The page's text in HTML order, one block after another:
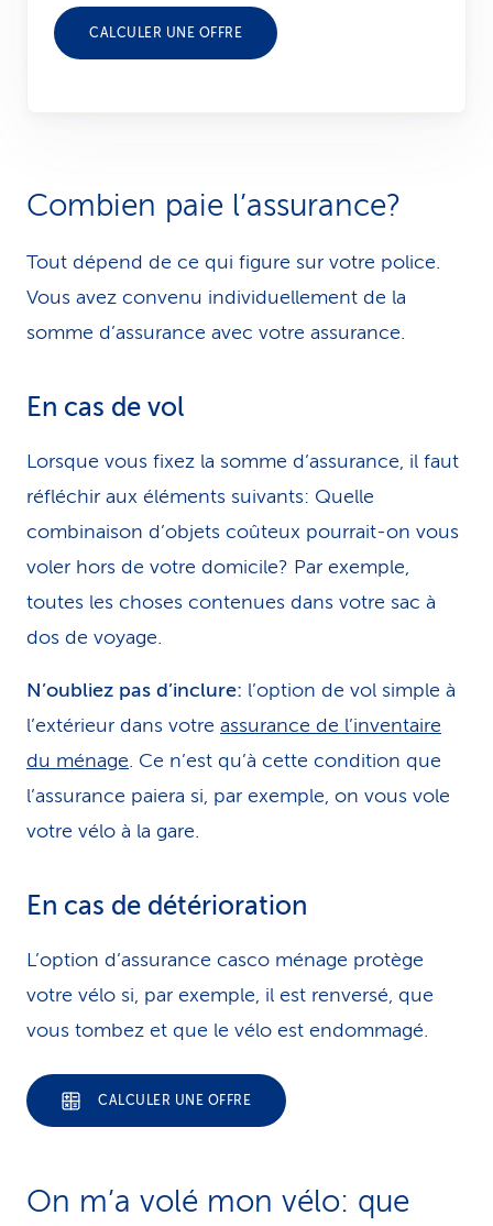
CALCULER UNE OFFRE
Combien paie l’assurance?
Tout dépend de ce qui figure sur votre police.
Vous avez convenu individuellement de la
somme d’assurance avec votre assurance.
En cas de vol
Lorsque vous fixez la somme d’assurance, il faut
réfléchir aux éléments suivants: Quelle
combinaison d’objets coûteux pourrait-on vous
voler hors de votre domicile? Par exemple,
toutes les choses contenues dans votre sac à
dos de voyage.
N’oubliez pas d’inclure: l’option de vol simple à
l’extérieur dans votre assurance de l’inventaire
du ménage. Ce n’est qu’à cette condition que
l’as­sur­ance paiera si, par exemple, on vous vole
votre vélo à la gare.
En cas de détérioration
L’option d’assurance casco ménage protège
votre vélo si, par exemple, il est renversé, que
vous tombez et que le vélo est endommagé.
CALCULER UNE OFFRE
On m’a volé mon vélo: que